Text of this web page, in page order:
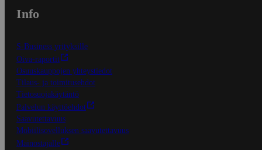
Info
S-Business yrityksille
Oiva-raportit
Osuuskauppojen yhteystiedot
Tilaus- ja toimitusehdot
Tietosuojakäytäntö
Palvelun käyttöehdot
Saavutettavuus
Mobiilisovelluksen saavutettavuus
Mainostajalle